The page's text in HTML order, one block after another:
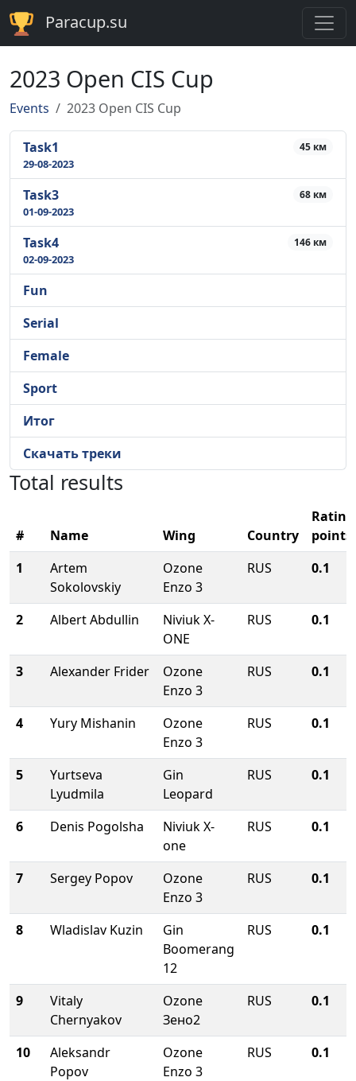
Paracup.su
2023 Open CIS Cup
Events 2023 Open CIS Cup
Task1 45 км
29-08-2023
Task3 68 км
01-09-2023
Task4 146 км
02-09-2023
Fun
Serial
Female
Sport
Итог
Скачать треки
Total results
# Name Wing Country
Rating
points
1
Artem
Sokolovskiy
Ozone
Enzo 3
RUS 0.1
2 Albert Abdullin
Niviuk X-
ONE
RUS 0.1
3 Alexander Frider
Ozone
Enzo 3
RUS 0.1
4 Yury Mishanin
Ozone
Enzo 3
RUS 0.1
5
Yurtseva
Lyudmila
Gin
Leopard
RUS 0.1
6 Denis Pogolsha
Niviuk X-
one
RUS 0.1
7 Sergey Popov
Ozone
Enzo 3
RUS 0.1
8 Wladislav Kuzin
Gin
Boomerang
12
RUS 0.1
9
Vitaly
Chernyakov
Ozone
Зено2
RUS 0.1
10
Aleksandr
Popov
Ozone
Enzo 3
RUS 0.1